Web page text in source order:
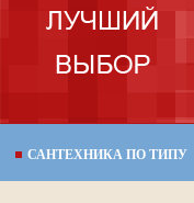
Мираж
САНТЕХНИКА ПО ТИПУ